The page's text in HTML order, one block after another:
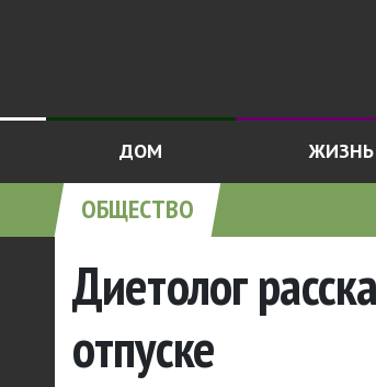
ДОМ ЖИЗНЬ
ОБЩЕСТВО
Диетолог
отпуске